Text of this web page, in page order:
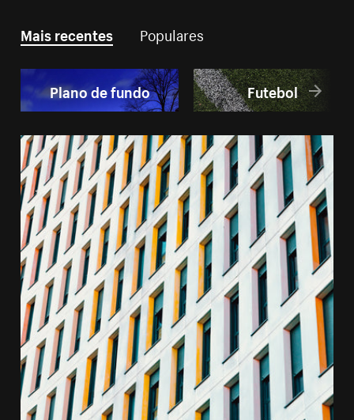
Mais recentes Populares
Plano de fundo Futebol